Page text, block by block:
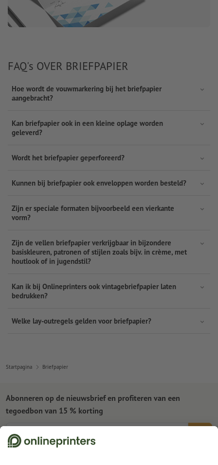
FAQ's OVER BRIEFPAPIER
Hoe wordt de vouwmarkering bij het briefpapier
aangebracht?
Kan briefpapier ook in een kleine oplage worden
geleverd?
Wordt het briefpapier geperforeerd?
Kunnen bij briefpapier ook enveloppen worden besteld?
Zijn er speciale formaten bijvoorbeeld een vierkante
vorm?
Zijn de vellen briefpapier verkrijgbaar in bijzondere
basiskleuren, patronen of stijlen zoals bijv. in crème, met
houtlook of in jugendstil?
Kan ik bij Onlineprinters ook vintagebriefpapier laten
bedrukken?
Welke lay-outregels gelden voor briefpapier?
Startpagina Briefpapier
Abonneren op de nieuwsbrief en profiteren van een
tegoedbon van 15 % korting